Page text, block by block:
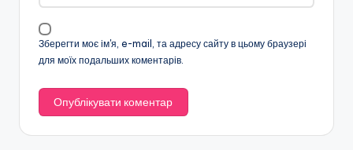
Зберегти моє ім'я, e-mail, та адресу сайту в цьому браузері
для моїх подальших коментарів.